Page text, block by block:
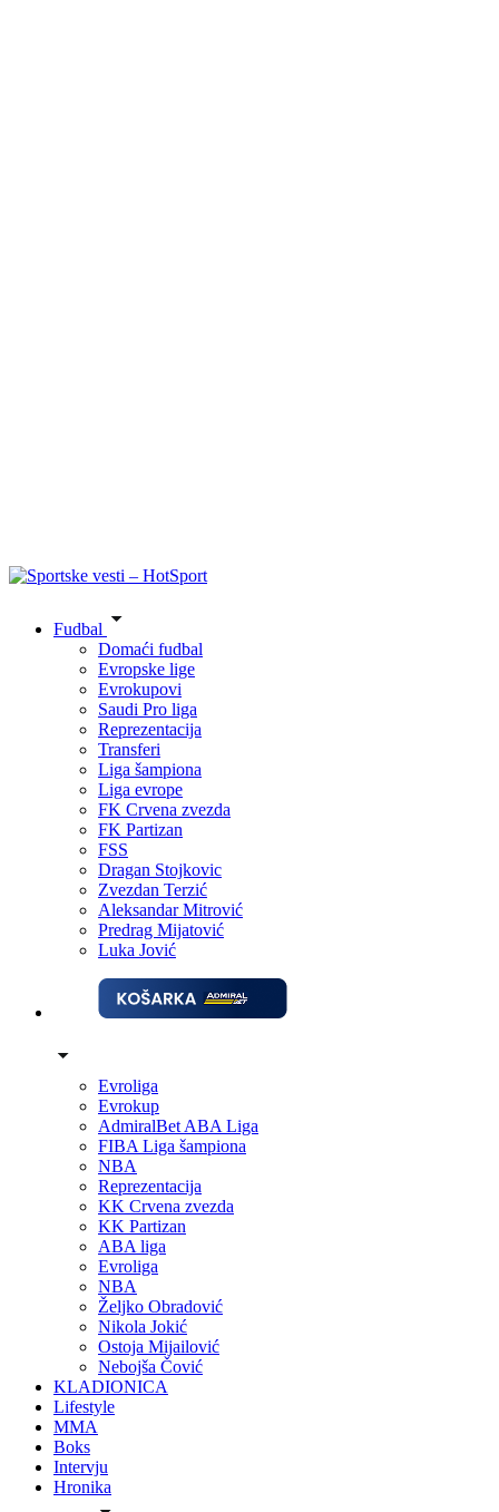
Fudbal
Domaći fudbal
Evropske lige
Evrokupovi
Saudi Pro liga
Reprezentacija
Transferi
Liga šampiona
Liga evrope
FK Crvena zvezda
FK Partizan
FSS
Dragan Stojkovic
Zvezdan Terzić
Aleksandar Mitrović
Predrag Mijatović
Luka Jović
Evroliga
Evrokup
AdmiralBet ABA Liga
FIBA Liga šampiona
NBA
Reprezentacija
KK Crvena zvezda
KK Partizan
ABA liga
Evroliga
NBA
Željko Obradović
Nikola Jokić
Ostoja Mijailović
Nebojša Čović
KLADIONICA
Lifestyle
MMA
Boks
Intervju
Hronika